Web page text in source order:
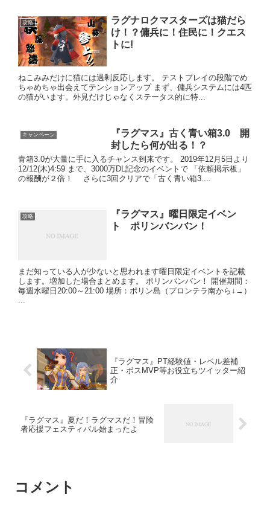
攻略
ラグナロクマスターズは猫だら
け！？傭兵に！住民に！クエス
トに!
ねこみみだけに猫には過剰反応します。 テストプレイの段階でめ
ちゃめちゃ出会えてテンションアップ まず、傭兵システムには4匹
の猫がいます。外見だけじゃなくステータス的に特...
キャンペーン
『ラグマス』古く青い箱3.0 開
封したら何が出る！？
青箱3.0が大量に手に入るチャンス到来です。 2019年12月5日より
12/12(木)4:59 まで、3000万DL記念のイベントで 「依頼掲示板」
の報酬が２倍！ さらに3回クリアで「古く青い箱3....
攻略
『ラグマス』曜日限定イベン
ト ポリンバンバン！
まだ知っている人が少ないと思われます曜日限定イベントを記載
します。増加した場合まとめます。 ポリンバンバン！ 開催期間：
毎週水曜日20:00～21:00 場所：ポリン島（プロンテラ南から↓→）
『ラグマス』PT経験値・レベル差補
正・ボスMVP等お役立ちツイッター紹
介
『ラグマス』夏だ！ラグマスだ！冒険
者応援フェスティバル始まったよ
コメント